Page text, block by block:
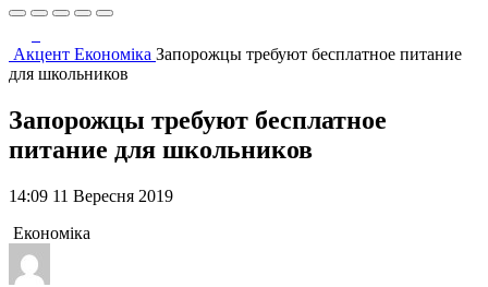
Акцент Економіка Запорожцы требуют бесплатное питание
для школьников
Запорожцы требуют бесплатное
питание для школьников
14:09 11 Вересня 2019
Економіка